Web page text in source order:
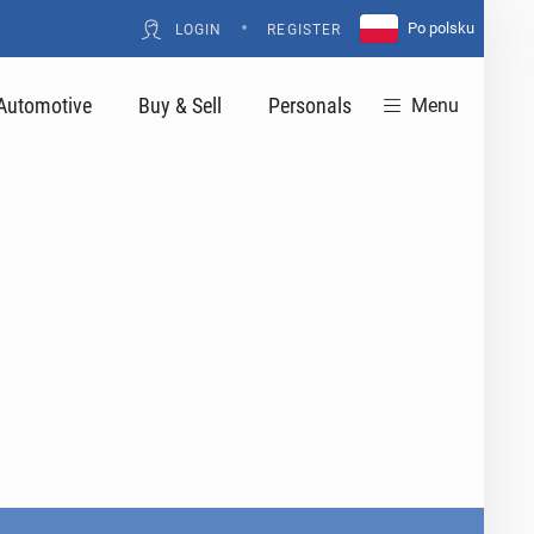
LOGIN • REGISTER Po polsku
Buy & Sell Personals Menu